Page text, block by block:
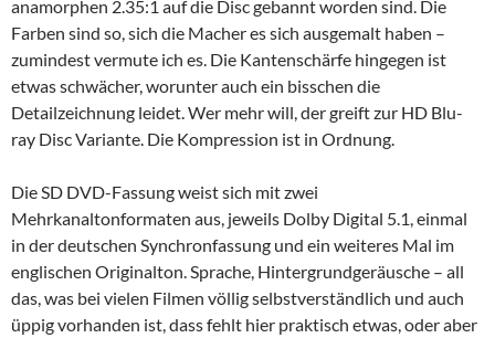
anamorphen 2.35:1 auf die Disc gebannt worden sind. Die
Farben sind so, sich die Macher es sich ausgemalt haben –
zumindest vermute ich es. Die Kantenschärfe hingegen ist
etwas schwächer, worunter auch ein bisschen die
Detailzeichnung leidet. Wer mehr will, der greift zur HD Blu-
ray Disc Variante. Die Kompression ist in Ordnung.
Die SD DVD-Fassung weist sich mit zwei
Mehrkanaltonformaten aus, jeweils Dolby Digital 5.1, einmal
in der deutschen Synchronfassung und ein weiteres Mal im
englischen Originalton. Sprache, Hintergrundgeräusche – all
das, was bei vielen Filmen völlig selbstverständlich und auch
üppig vorhanden ist, dass fehlt hier praktisch etwas, oder aber